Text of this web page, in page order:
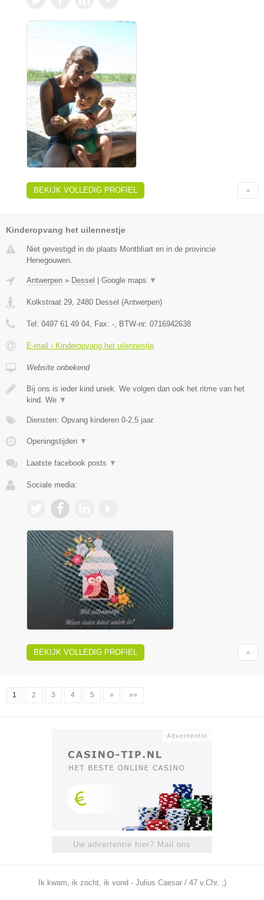
BEKIJK VOLLEDIG PROFIEL
Kinderopvang het uilennestje
Niet gevestigd in de plaats Montbliart en in de provincie
Henegouwen.
Antwerpen » Dessel | Google maps ▼
Kolkstraat 29 2480 Dessel (Antwerpen)
Tel: 0497 61 49 04 , Fax: - , BTW-nr: 0716942638
E-mail › Kinderopvang het uilennestje
Website onbekend
Bij ons is ieder kind uniek. We volgen dan ook het ritme van het
kind. We ▼
Diensten: Opvang kinderen 0-2,5 jaar.
Openingstijden ▼
Laatste facebook posts ▼
Sociale media:
BEKIJK VOLLEDIG PROFIEL
1 2 3 4 5 » »»
Uw advertentie hier? Mail ons
Ik kwam, ik zocht, ik vond - Julius Caesar / 47 v.Chr. ;)